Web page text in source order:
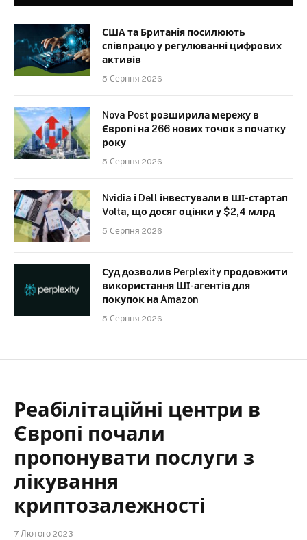
США та Британія посилюють
співпрацю у регулюванні цифрових
активів
5 Серпня 2026
Nova Post розширила мережу в
Європі на 266 нових точок з початку
року
5 Серпня 2026
Nvidia і Dell інвестували в ШІ-стартап
Volta, що досяг оцінки у $2,4 млрд
5 Серпня 2026
Суд дозволив Perplexity продовжити
використання ШІ-агентів для
покупок на Amazon
5 Серпня 2026
Реабілітаційні центри в
Європі почали
пропонувати послуги з
лікування
криптозалежності
7 Лютого 2023